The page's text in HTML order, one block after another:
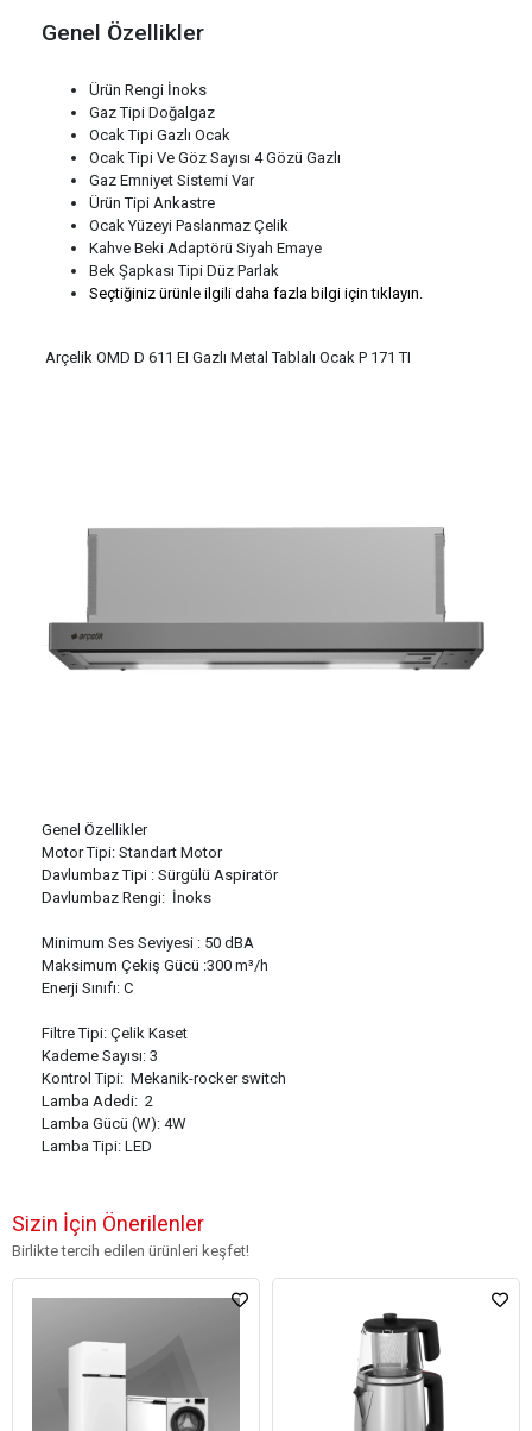
Genel Özellikler
Ürün Rengi İnoks
Gaz Tipi Doğalgaz
Ocak Tipi Gazlı Ocak
Ocak Tipi Ve Göz Sayısı 4 Gözü Gazlı
Gaz Emniyet Sistemi Var
Ürün Tipi Ankastre
Ocak Yüzeyi Paslanmaz Çelik
Kahve Beki Adaptörü Siyah Emaye
Bek Şapkası Tipi Düz Parlak
Seçtiğiniz ürünle ilgili daha fazla bilgi için tıklayın.
Arçelik OMD D 611 EI Gazlı Metal Tablalı Ocak P 171 TI
Genel Özellikler
Motor Tipi: Standart Motor
Davlumbaz Tipi : Sürgülü Aspiratör
Davlumbaz Rengi: İnoks
Minimum Ses Seviyesi : 50 dBA
Maksimum Çekiş Gücü :300 m³/h
Enerji Sınıfı: C
Filtre Tipi: Çelik Kaset
Kademe Sayısı: 3
Kontrol Tipi: Mekanik-rocker switch
Lamba Adedi: 2
Lamba Gücü (W): 4W
Lamba Tipi: LED
Sizin İçin Önerilenler
Birlikte tercih edilen ürünleri keşfet!